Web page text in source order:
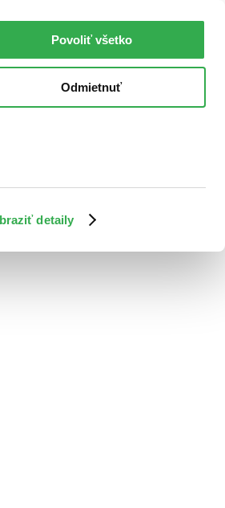
detaily
Povoliť všetko
Odmietnuť